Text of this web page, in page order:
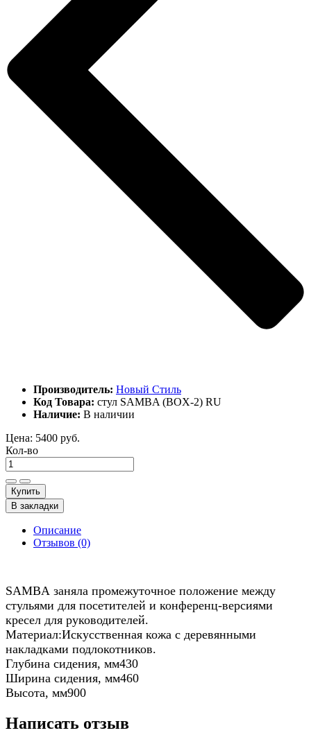
Производитель: Новый Стиль
Код Товара: стул SAMBA (BOX-2) RU
Наличие: В наличии
Цена: 5400 руб.
Кол-во
Купить
В закладки
Описание
Отзывов (0)
SAMBA заняла промежуточное положение между
стульями для посетителей и конференц-версиями
кресел для руководителей.
Материал:Искусственная кожа с деревянными
накладками подлокотников.
Глубина сидения, мм430
Ширина сидения, мм460
Высота, мм900
Написать отзыв